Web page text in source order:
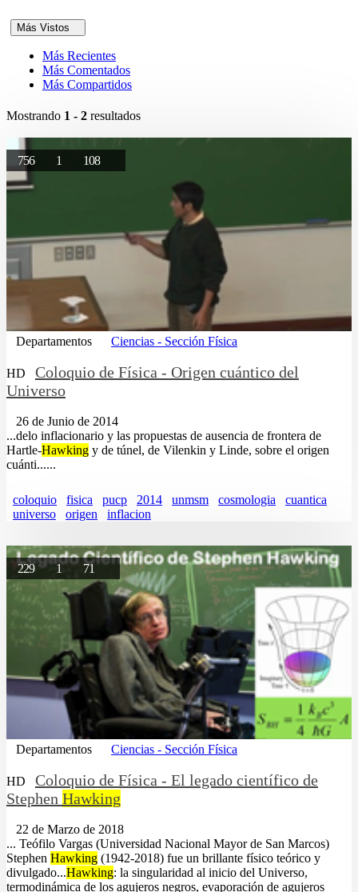
Más Vistos
Más Recientes
Más Comentados
Más Compartidos
Mostrando 1 - 2 resultados
756 1 108
Departamentos Ciencias - Sección Física
HD
Coloquio de Física - Origen cuántico del
Universo
26 de Junio de 2014
...delo inflacionario y las propuestas de ausencia de frontera de
Hartle-Hawking y de túnel, de Vilenkin y Linde, sobre el origen
cuánti......
coloquio fisica pucp 2014 unmsm cosmologia
cuantica
universo
origen inflacion
2291 71
Departamentos Ciencias - Sección Física
HD
Coloquio de Física - El legado científico de
Stephen Hawking
22 de Marzo de 2018
... Teófilo Vargas (Universidad Nacional Mayor de San Marcos)
Stephen Hawking (1942-2018) fue un brillante físico teórico y
divulgado...Hawking: la singularidad al inicio del Universo,
termodinámica de los agujeros negros, evaporación de agujeros